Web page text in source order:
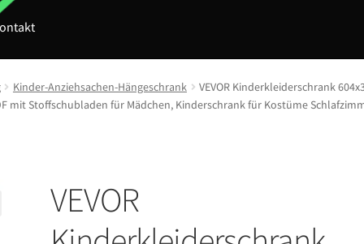
Kinder-Anziehsachen-Hängeschrank
VEVOR Kinderkleiderschrank
mit Stoffschubladen für Mädchen, Kinderschrank für Kostüme
VEVOR